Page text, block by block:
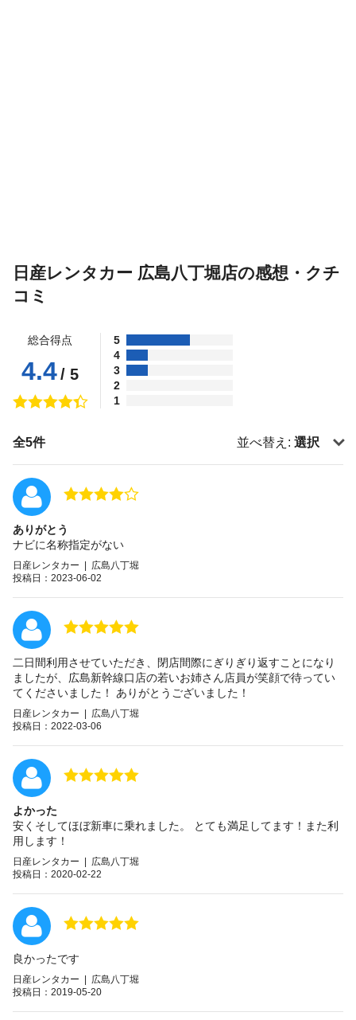
日産レンタカー 広島八丁堀店の感想・クチ
コミ
総合得点
4.4/ 5
5
4
3
2
1
全5件 並べ替え: 選択
ありがとう
ナビに名称指定がない
日産レンタカー | 広島八丁堀
投稿日：2023-06-02
二日間利用させていただき、閉店間際にぎりぎり返すことになり
ましたが、広島新幹線口店の若いお姉さん店員が笑顔で待ってい
てくださいました！ ありがとうございました！
日産レンタカー | 広島八丁堀
投稿日：2022-03-06
よかった
安くそしてほぼ新車に乗れました。 とても満足してます！また利
用します！
日産レンタカー | 広島八丁堀
投稿日：2020-02-22
良かったです
日産レンタカー | 広島八丁堀
投稿日：2019-05-20